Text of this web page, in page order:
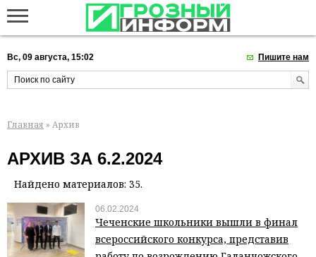
Вс, 09 августа, 15:02 Пишите нам
Главная » Архив
АРХИВ ЗА 6.2.2024
Найдено материалов: 35.
06.02.2024
Чеченские школьники вышли в финал
всероссийского конкурса, представив